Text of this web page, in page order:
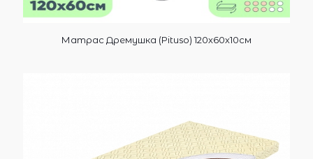
Матрас Дремушка (Pituso) 120х60х10см